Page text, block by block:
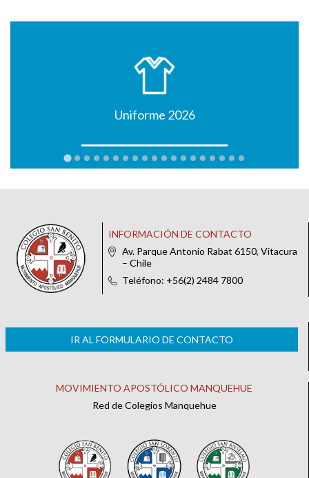
Uniforme 2026
INFORMACIÓN DE CONTACTO
Av. Parque Antonio Rabat 6150, Vitacura
– Chile
Teléfono: +56(2) 2484 7800
IR AL FORMULARIO DE CONTACTO
MOVIMIENTO APOSTÓLICO MANQUEHUE
Red de Colegios Manquehue